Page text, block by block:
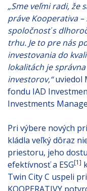
„Sme veľmi radi, že
práve Kooperativa
spoločnosť s
trhu. Je to pre nás
investovania do
lokalitách je
investorov,“uviedol
fondu IAD
Investments
Pri výbere nových
kládla veľký dôraz
priestoru, jeho
efektívnosť a ESG[1]
Twin City C uspeli